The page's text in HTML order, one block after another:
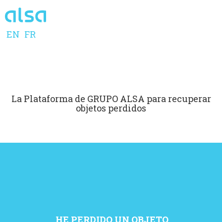
EN FR
La Plataforma de GRUPO ALSA para recuperar
objetos perdidos
HE PERDIDO UN OBJETO